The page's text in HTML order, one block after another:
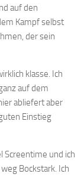
auf den
Kampf selbst
der sein
klasse. Ich
auf dem
abliefert aber
Einstieg
Screentime und ich
Bockstark. Ich